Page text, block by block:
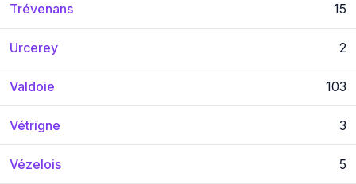
Trévenans 15
Urcerey 2
Valdoie 103
Vétrigne 3
Vézelois 5